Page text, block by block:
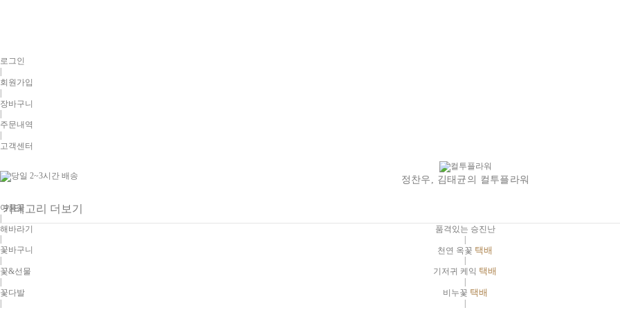
로그인
|
회원가입
|
장바구니
주문내역
고객센터
정찬우, 김태균의 컬투플라워
카테고리 더보기
품격있는 승진난
|
천연 옥꽃 택배
기저귀 케익 택배
비누꽃 택배
|
여름꽃
|
해바라기
꽃바구니
꽃&선물
|
꽃다발
|